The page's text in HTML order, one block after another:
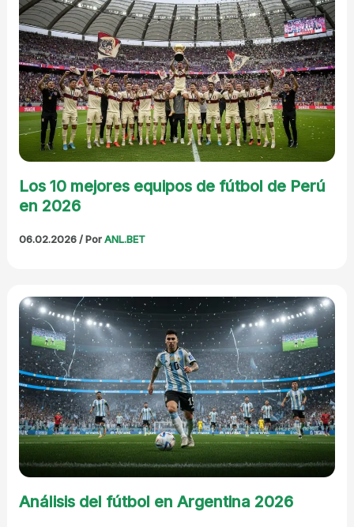
Los 10 mejores equipos de fútbol de Perú
en 2026
06.02.2026/ PorANL.BET
Análisis del fútbol en Argentina 2026